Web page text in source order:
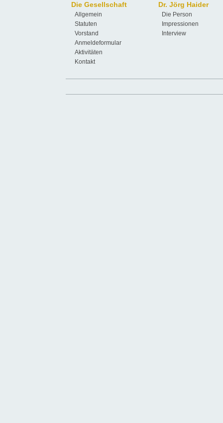
Die Gesellschaft
Allgemein
Statuten
Vorstand
Anmeldeformular
Aktivitäten
Kontakt
Dr. Jörg Haider
Die Person
Impressionen
Interview